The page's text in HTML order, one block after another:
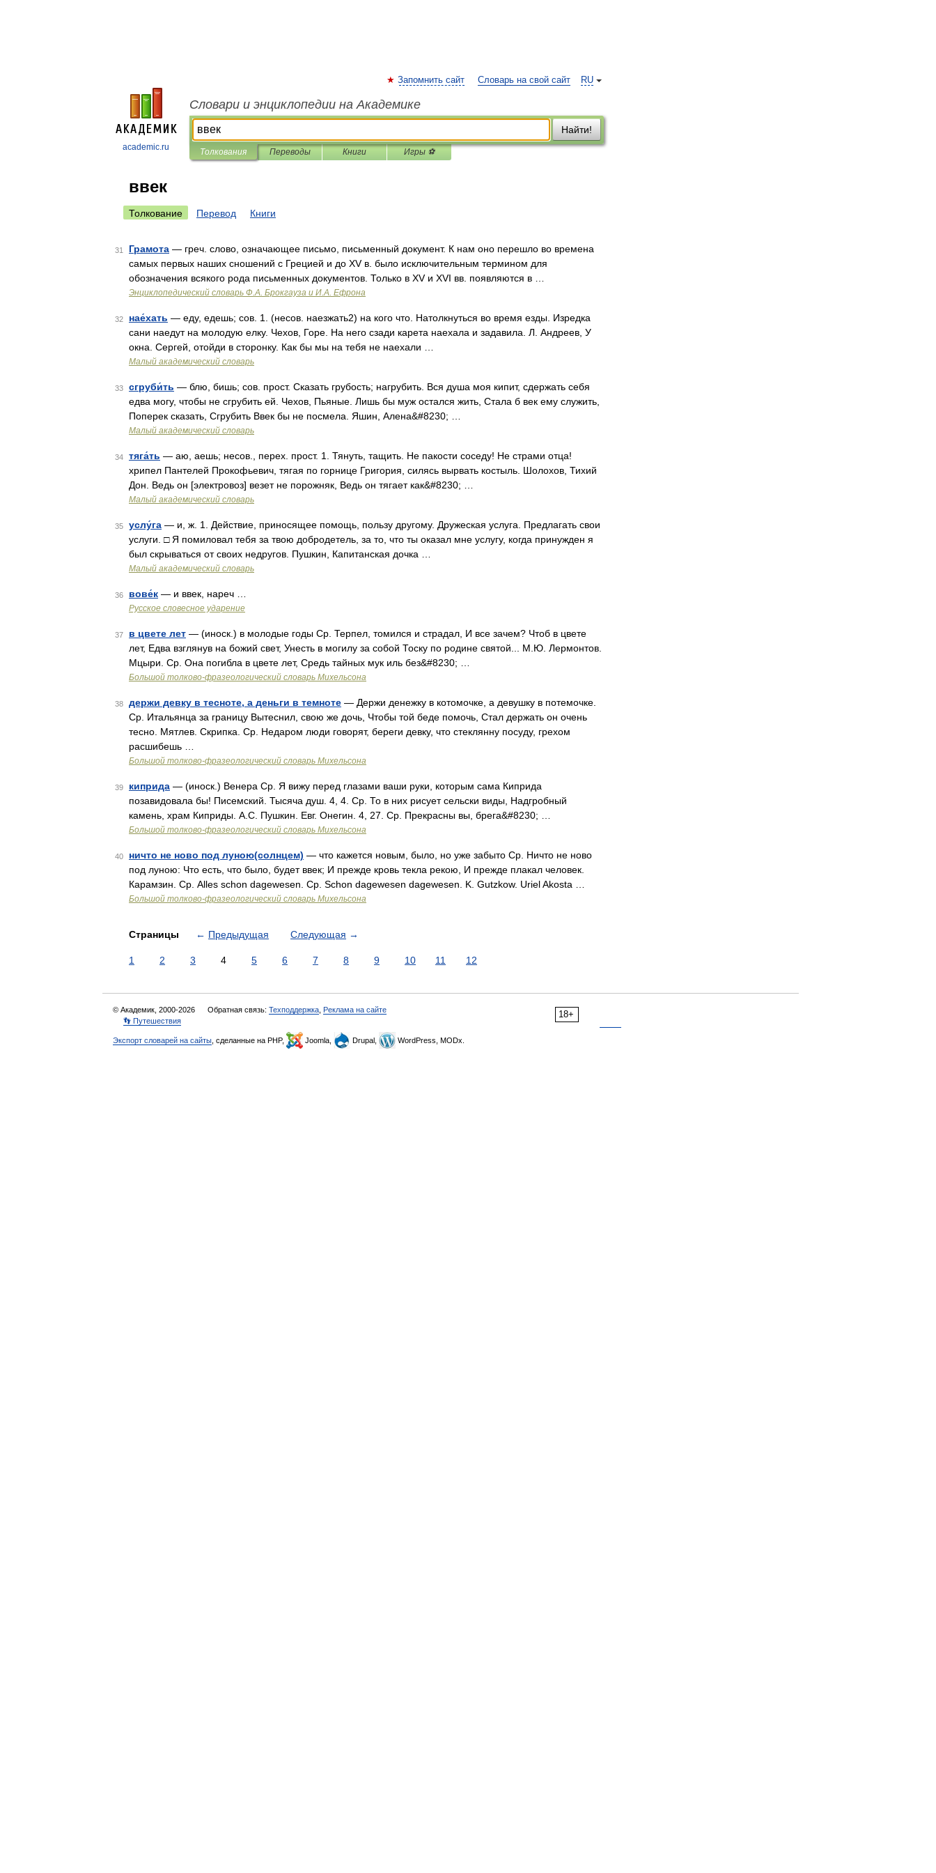
academic.ru
RU
Запомнить сайт Словарь на свой сайт
Словари и энциклопедии на Академике
Найти!
Толкования Переводы Книги Игры ⚽
ввек
Толкование Перевод Книги
31 Грамота — греч. слово, означающее письмо, письменный документ. К нам оно перешло во времена
самых первых наших сношений с Грецией и до XV в. было исключительным термином для
обозначения всякого рода письменных документов. Только в XV и XVI вв. появляются в …
Энциклопедический словарь Ф.А. Брокгауза и И.А. Ефрона
32 нае́хать — еду, едешь; сов. 1. (несов. наезжать2) на кого что. Натолкнуться во время езды. Изредка
сани наедут на молодую елку. Чехов, Горе. На него сзади карета наехала и задавила. Л. Андреев, У
окна. Сергей, отойди в сторонку. Как бы мы на тебя не наехали …
Малый академический словарь
33 сгруби́ть — блю, бишь; сов. прост. Сказать грубость; нагрубить. Вся душа моя кипит, сдержать себя
едва могу, чтобы не сгрубить ей. Чехов, Пьяные. Лишь бы муж остался жить, Стала б век ему служить,
Поперек сказать, Сгрубить Ввек бы не посмела. Яшин, Алена&#8230; …
Малый академический словарь
34 тяга́ть — аю, аешь; несов., перех. прост. 1. Тянуть, тащить. Не пакости соседу! Не страми отца!
хрипел Пантелей Прокофьевич, тягая по горнице Григория, силясь вырвать костыль. Шолохов, Тихий
Дон. Ведь он [электровоз] везет не порожняк, Ведь он тягает как&#8230; …
Малый академический словарь
35 услу́га — и, ж. 1. Действие, приносящее помощь, пользу другому. Дружеская услуга. Предлагать свои
услуги. □ Я помиловал тебя за твою добродетель, за то, что ты оказал мне услугу, когда принужден я
был скрываться от своих недругов. Пушкин, Капитанская дочка …
Малый академический словарь
36 вове́к — и ввек, нареч …
Русское словесное ударение
37 в цвете лет — (иноск.) в молодые годы Ср. Терпел, томился и страдал, И все зачем? Чтоб в цвете
лет, Едва взглянув на божий свет, Унесть в могилу за собой Тоску по родине святой... М.Ю. Лермонтов.
Мцыри. Ср. Она погибла в цвете лет, Средь тайных мук иль без&#8230; …
Большой толково-фразеологический словарь Михельсона
38 держи девку в тесноте, а деньги в темноте — Держи денежку в котомочке, а девушку в потемочке.
Ср. Итальянца за границу Вытеснил, свою же дочь, Чтобы той беде помочь, Стал держать он очень
тесно. Мятлев. Скрипка. Ср. Недаром люди говорят, береги девку, что стеклянну посуду, грехом
расшибешь …
Большой толково-фразеологический словарь Михельсона
39 киприда — (иноск.) Венера Ср. Я вижу перед глазами ваши руки, которым сама Киприда
позавидовала бы! Писемский. Тысяча душ. 4, 4. Ср. То в них рисует сельски виды, Надгробный
камень, храм Киприды. А.С. Пушкин. Евг. Онегин. 4, 27. Ср. Прекрасны вы, брега&#8230; …
Большой толково-фразеологический словарь Михельсона
40 ничто не ново под луною(солнцем) — что кажется новым, было, но уже забыто Ср. Ничто не ново
под луною: Что есть, что было, будет ввек; И прежде кровь текла рекою, И прежде плакал человек.
Карамзин. Ср. Alles schon dagewesen. Ср. Schon dagewesen dagewesen. K. Gutzkow. Uriel Akosta …
Большой толково-фразеологический словарь Михельсона
Страницы ← Предыдущая Следующая →
1 2 3 4 5 6 7 8 9 10 11 12
18+
© Академик, 2000-2026 Обратная связь: Техподдержка Реклама на сайте
👣 Путешествия
Экспорт словарей на сайты , сделанные на PHP, Joomla, Drupal, WordPress, MODx.